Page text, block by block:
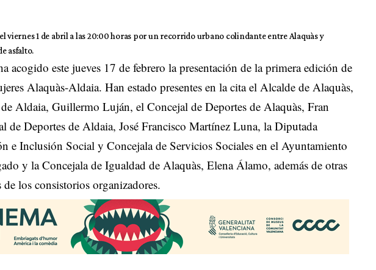
viernes 1 de abril a las 20:00 horas por un recorrido urbano colindante entre Alaquàs y
asfalto.
acogido este jueves 17 de febrero la presentación de la primera edición de
Alaquàs-Aldaia. Han estado presentes en la cita el Alcalde de Alaquàs,
Aldaia, Guillermo Luján, el Concejal de Deportes de Alaquàs, Fran
de Deportes de Aldaia, José Francisco Martínez Luna, la Diputada
e Inclusión Social y Concejala de Servicios Sociales en el Ayuntamiento
y la Concejala de Igualdad de Alaquàs, Elena Álamo, además de otras
de los consistorios organizadores.